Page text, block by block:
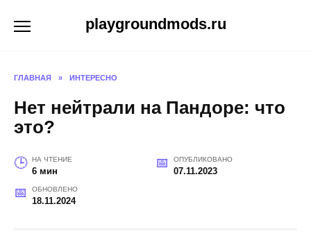
playgroundmods.ru
ГЛАВНАЯ » ИНТЕРЕСНО
Нет нейтрали на Пандоре: что
это?
НА ЧТЕНИЕ
6 мин
ОПУБЛИКОВАНО
07.11.2023
ОБНОВЛЕНО
18.11.2024